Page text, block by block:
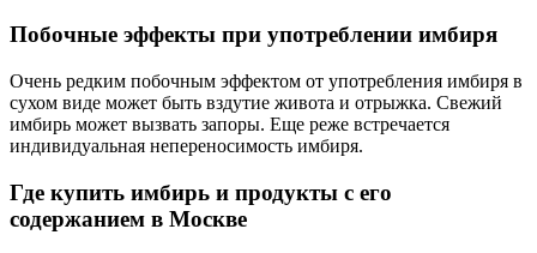
Побочные эффекты при употреблении имбиря
Очень редким побочным эффектом от употребления имбиря в
сухом виде может быть вздутие живота и отрыжка. Свежий
имбирь может вызвать запоры. Еще реже встречается
индивидуальная непереносимость имбиря.
Где купить имбирь и продукты с его
содержанием в Москве